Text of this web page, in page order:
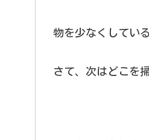
物を少なくしてい
さて、次はどこを